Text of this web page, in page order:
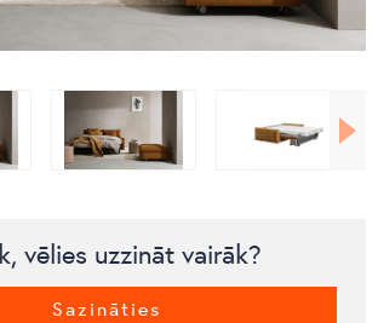
vēlies uzzināt vairāk?
Sazināties